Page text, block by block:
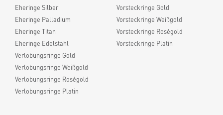
Eheringe Silber
Eheringe Palladium
Eheringe Titan
Eheringe Edelstahl
Verlobungsringe Gold
Verlobungsringe Weißgold
Verlobungsringe Roségold
Verlobungsringe Platin
Vorsteckringe Gold
Vorsteckringe Weißgold
Vorsteckringe Roségold
Vorsteckringe Platin